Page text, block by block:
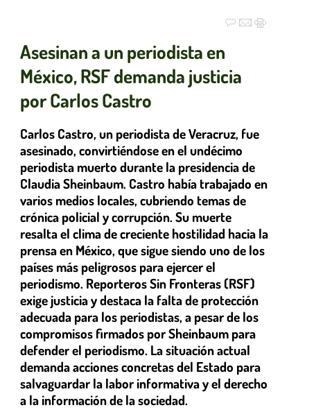
Asesinan a un periodista en
México, RSF demanda justicia
por Carlos Castro
Carlos Castro, un periodista de Veracruz, fue
asesinado, convirtiéndose en el undécimo
periodista muerto durante la presidencia de
Claudia Sheinbaum. Castro había trabajado en
varios medios locales, cubriendo temas de
crónica policial y corrupción. Su muerte
resalta el clima de creciente hostilidad hacia la
prensa en México, que sigue siendo uno de los
países más peligrosos para ejercer el
periodismo. Reporteros Sin Fronteras (RSF)
exige justicia y destaca la falta de protección
adecuada para los periodistas, a pesar de los
compromisos firmados por Sheinbaum para
defender el periodismo. La situación actual
demanda acciones concretas del Estado para
salvaguardar la labor informativa y el derecho
a la información de la sociedad.